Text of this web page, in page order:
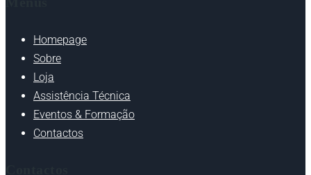
Homepage
Sobre
Loja
Assistência Técnica
Eventos & Formação
Contactos